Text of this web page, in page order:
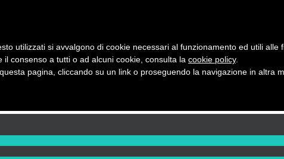
utilizzati si avvalgono di cookie necessari al funzionamento ed utili alle
consenso a tutti o ad alcuni cookie, consulta la cookie policy.
pagina, cliccando su un link o proseguendo la navigazione in altra